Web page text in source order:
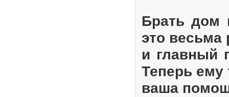
Брать дом
это весьма
и главный
Теперь ему
ваша